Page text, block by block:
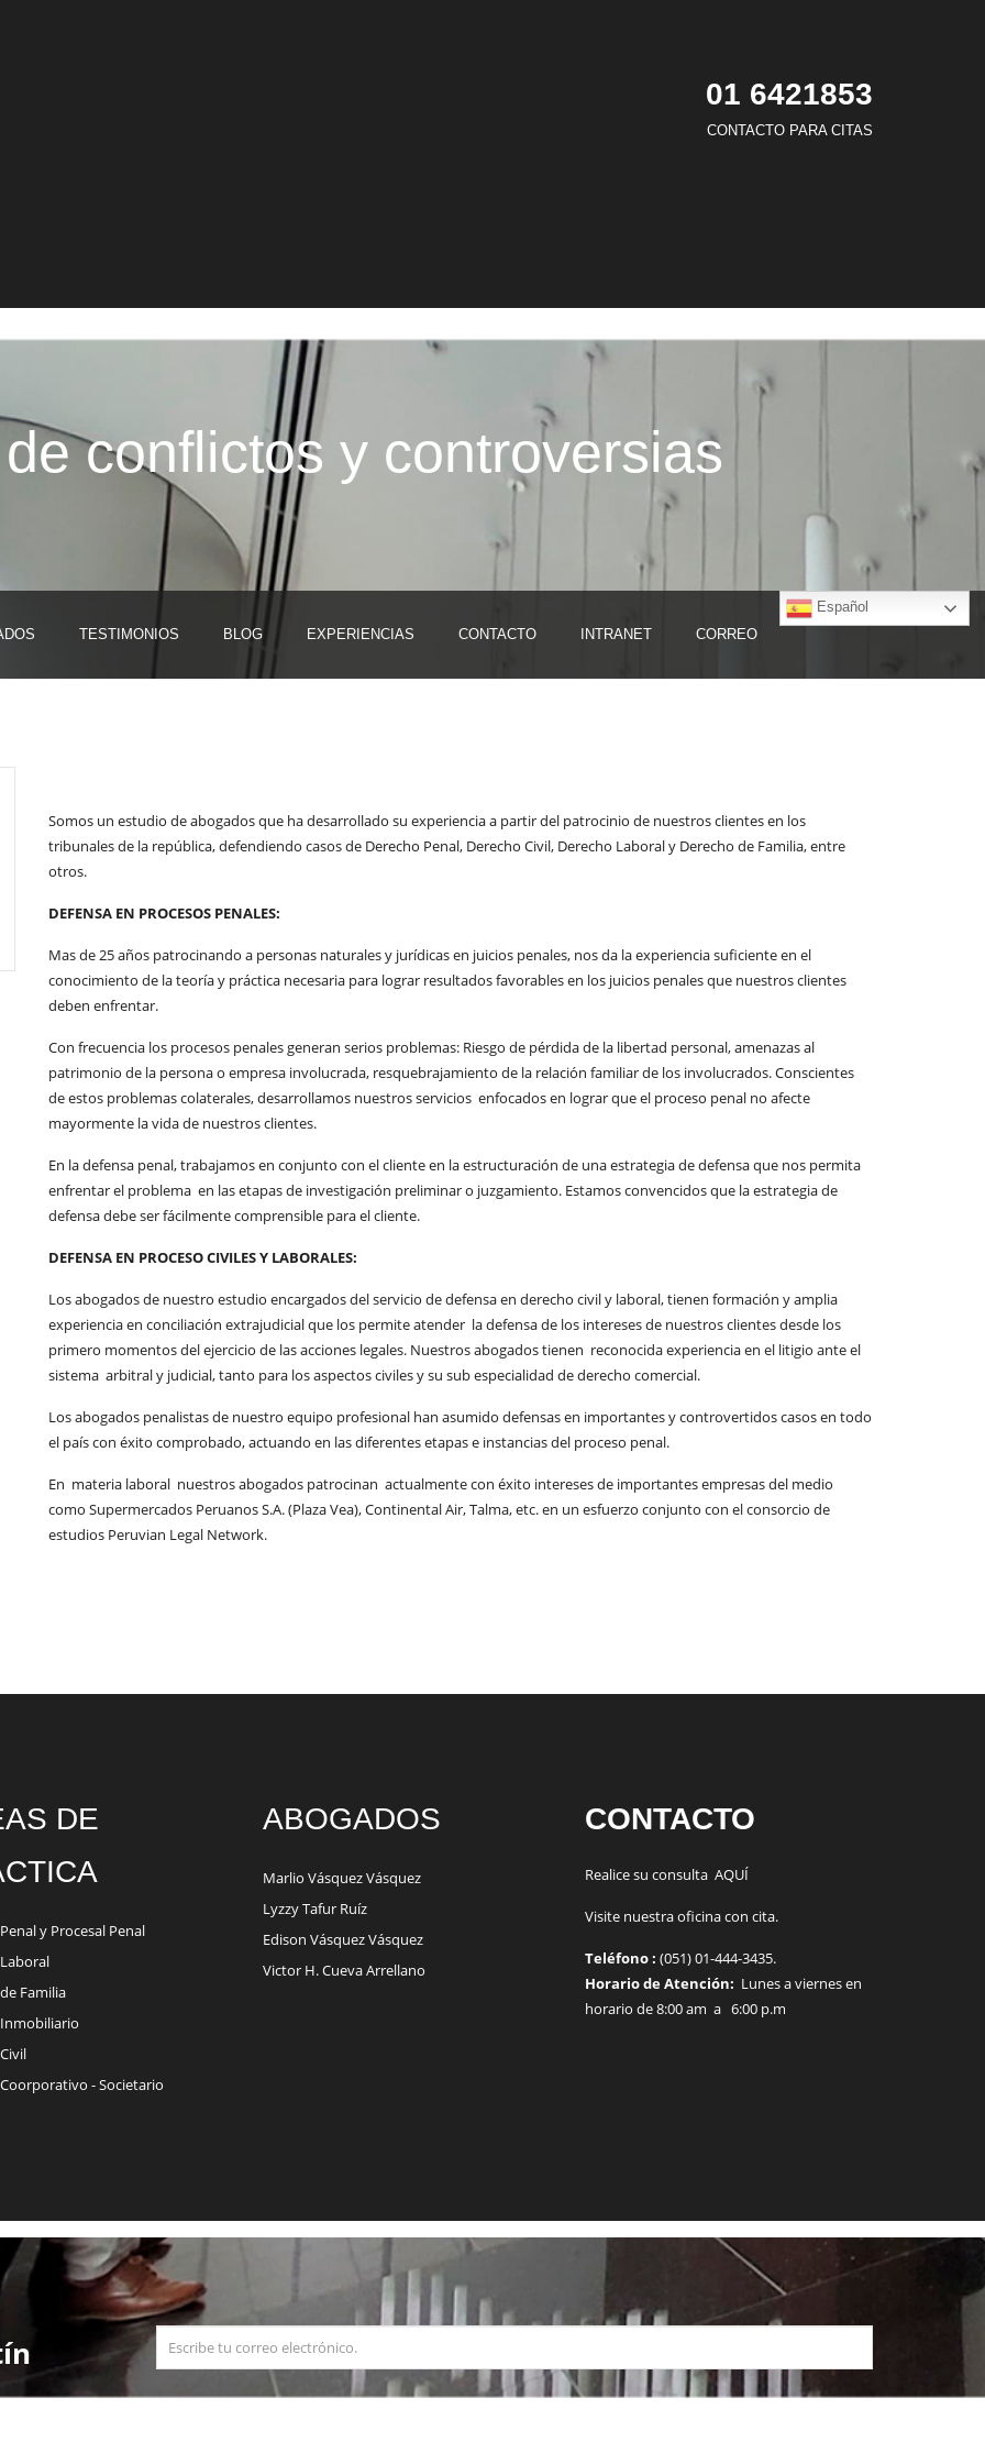
01 6421853
CONTACTO PARA CITAS
conflictos y controversias
TESTIMONIOS BLOG EXPERIENCIAS CONTACTO INTRANET CORREO
Español
Somos un estudio de abogados que ha desarrollado su experiencia a partir del patrocinio de nuestros clientes en los
tribunales de la república, defendiendo casos de Derecho Penal, Derecho Civil, Derecho Laboral y Derecho de Familia, entre
otros.
DEFENSA EN PROCESOS PENALES:
Mas de 25 años patrocinando a personas naturales y jurídicas en juicios penales, nos da la experiencia suficiente en el
conocimiento de la teoría y práctica necesaria para lograr resultados favorables en los juicios penales que nuestros clientes
deben enfrentar.
Con frecuencia los procesos penales generan serios problemas: Riesgo de pérdida de la libertad personal, amenazas al
patrimonio de la persona o empresa involucrada, resquebrajamiento de la relación familiar de los involucrados. Conscientes
de estos problemas colaterales, desarrollamos nuestros servicios enfocados en lograr que el proceso penal no afecte
mayormente la vida de nuestros clientes.
En la defensa penal, trabajamos en conjunto con el cliente en la estructuración de una estrategia de defensa que nos permita
enfrentar el problema en las etapas de investigación preliminar o juzgamiento. Estamos convencidos que la estrategia de
defensa debe ser fácilmente comprensible para el cliente.
DEFENSA EN PROCESO CIVILES Y LABORALES:
Los abogados de nuestro estudio encargados del servicio de defensa en derecho civil y laboral, tienen formación y amplia
experiencia en conciliación extrajudicial que los permite atender la defensa de los intereses de nuestros clientes desde los
primero momentos del ejercicio de las acciones legales. Nuestros abogados tienen reconocida experiencia en el litigio ante el
sistema arbitral y judicial, tanto para los aspectos civiles y su sub especialidad de derecho comercial.
Los abogados penalistas de nuestro equipo profesional han asumido defensas en importantes y controvertidos casos en todo
el país con éxito comprobado, actuando en las diferentes etapas e instancias del proceso penal.
En materia laboral nuestros abogados patrocinan actualmente con éxito intereses de importantes empresas del medio
como Supermercados Peruanos S.A. (Plaza Vea), Continental Air, Talma, etc. en un esfuerzo conjunto con el consorcio de
estudios Peruvian Legal Network.
DE
y Procesal Penal
Familia
- Societario
ABOGADOS
Marlio Vásquez Vásquez
Lyzzy Tafur Ruíz
Edison Vásquez Vásquez
Victor H. Cueva Arrellano
CONTACTO
Realice su consulta AQUÍ
Visite nuestra oficina con cita.
Teléfono : (051) 01-444-3435.
Horario de Atención: Lunes a viernes en
horario de 8:00 am a 6:00 p.m